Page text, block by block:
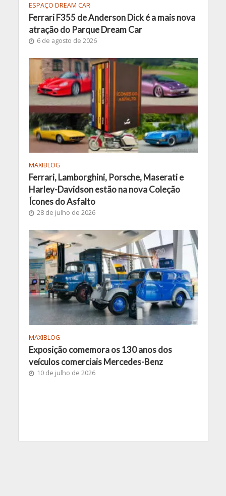
ESPAÇO DREAM CAR
Ferrari F355 de Anderson Dick é a mais nova
atração do Parque Dream Car
6 de agosto de 2026
MAXIBLOG
Ferrari, Lamborghini, Porsche, Maserati e
Harley-Davidson estão na nova Coleção
Ícones do Asfalto
28 de julho de 2026
MAXIBLOG
Exposição comemora os 130 anos dos
veículos comerciais Mercedes-Benz
10 de julho de 2026